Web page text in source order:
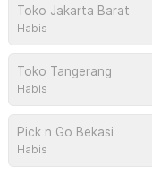
Toko Jakarta Barat
Habis
Toko Tangerang
Habis
Pick n Go Bekasi
Habis